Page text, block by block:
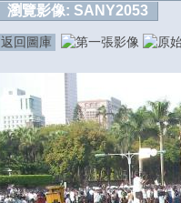
瀏覽影像: SANY2053
返回圖庫